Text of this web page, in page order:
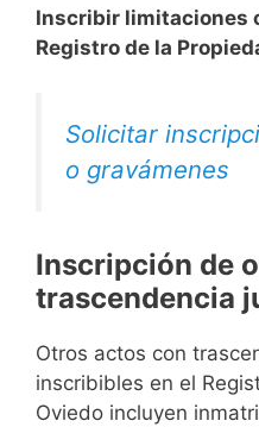
Inscribir limitaciones
Registro de la
Solicitar
o gravámenes
Inscripción de
trascendencia
Otros actos con
inscribibles en el
Oviedo incluyen